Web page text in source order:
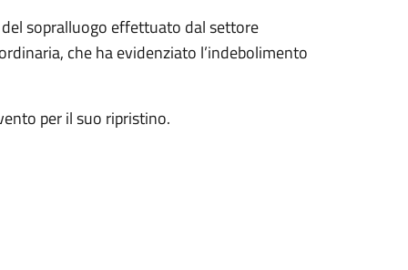
sopralluogo effettuato dal settore
che ha evidenziato l’indebolimento
per il suo ripristino.